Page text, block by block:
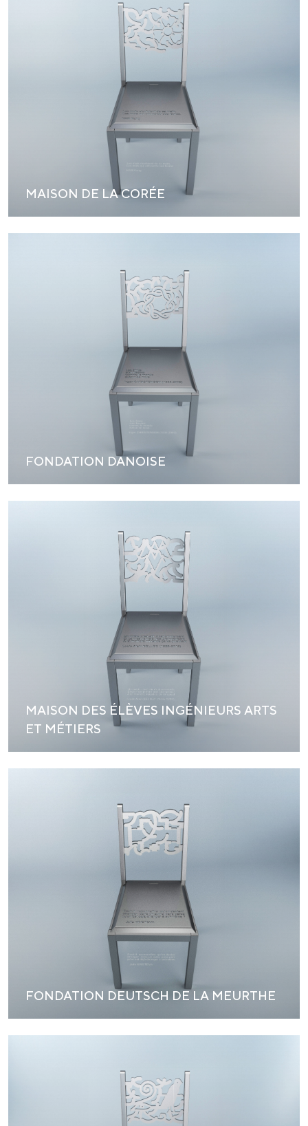
MAISON DE LA CORÉE
FONDATION DANOISE
MAISON DES ÉLÈVES INGÉNIEURS ARTS
ET MÉTIERS
FONDATION DEUTSCH DE LA MEURTHE